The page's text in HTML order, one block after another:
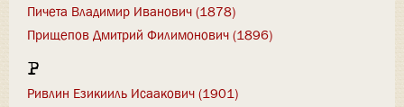
Пичета Владимир Иванович (1878)
Прищепов Дмитрий Филимонович (1896)
Р
Ривлин Езикииль Исаакович (1901)